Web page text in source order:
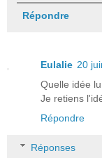
Répondre
Eulalie 20
Quelle idée
Je retiens
Répondre
Réponses